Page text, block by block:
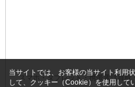
スマホ・タブレット・携帯電話買取
当サイトでは、お客様の当サイト利用
して、クッキー（Cookie）を使用して